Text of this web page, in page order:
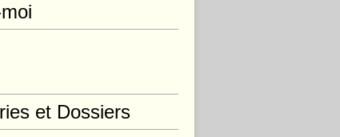
et Dossiers